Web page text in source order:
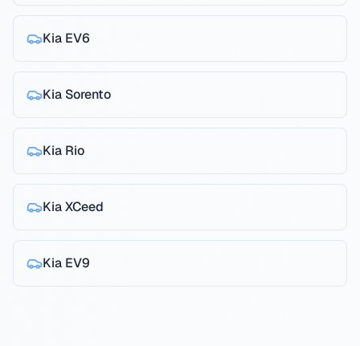
Kia EV6
Kia Sorento
Kia Rio
KiaXCeed
Kia EV9